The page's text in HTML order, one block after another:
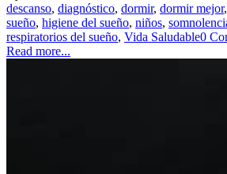
descanso, diagnóstico, dormir, dormir mejor,
sueño, higiene del sueño, niños,
respiratorios del sueño, Vida Saludable0
Read more...